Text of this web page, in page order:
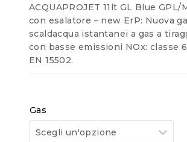
ACQUAPROJET 11lt GL Blue GPL/
con esalatore – new ErP: Nuova
scaldacqua istantanei a gas a
con basse emissioni NOx: classe
EN 15502.
Gas